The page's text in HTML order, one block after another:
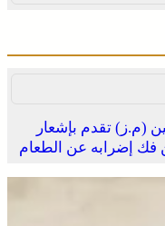
1 .. السجين (م.ز) تقدم بإشعار
فك إضرابه عن الطعام